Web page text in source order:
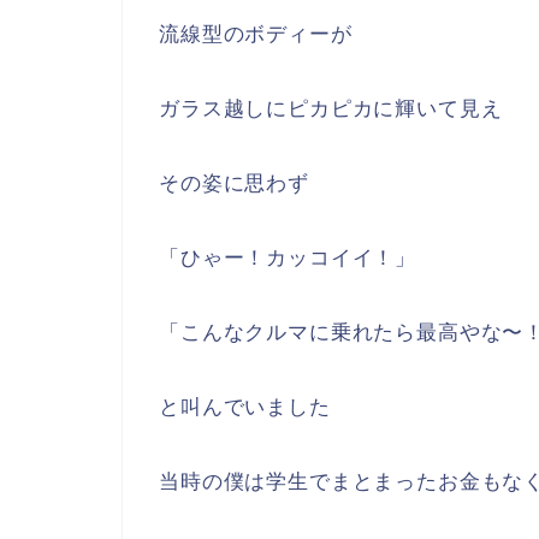
流線型のボディーが
ガラス越しにピカピカに輝いて見え
その姿に思わず
「ひゃー！カッコイイ！」
「こんなクルマに乗れたら最高やな〜
と叫んでいました
当時の僕は学生でまとまったお金もな